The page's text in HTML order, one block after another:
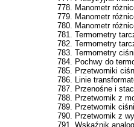
778. Manometr
779. Manometr
780. Manometr
781. Termometry
782. Termometry
783. Termometry
784. Pochwy do
785. Przetworniki
786. Linie
787. Przenośne i
788. Przetwornik z
789. Przetwornik
790. Przetwornik z
791. Wskaźnik